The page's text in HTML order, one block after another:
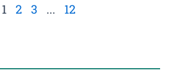
1 2 3 ... 12